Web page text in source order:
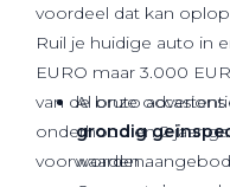
voordeel dat kan
Ruil je huidige auto in
EURO maar 3.000
van de bruto
onderhoud en 2 jaar
voorwaarden.
Al onze
grondig
worden